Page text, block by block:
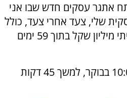
אתגר עסקים חדש שבו אני
שלי, צעד אחרי צעד, כולל
פירוק של הדרך שבה עשיתי מיליון שקל בתוך 59 ימים
כל יום שידור חי בשעה 10:00 בבוקר, למשך 45 דקות